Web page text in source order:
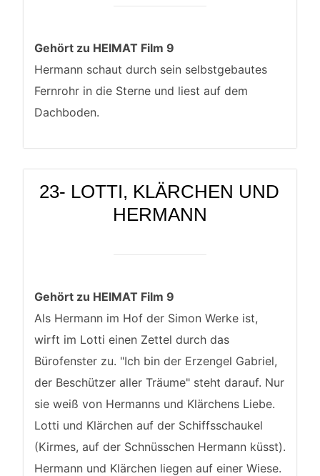
Gehört zu HEIMAT Film 9
Hermann schaut durch sein selbstgebautes
Fernrohr in die Sterne und liest auf dem
Dachboden.
23- LOTTI, KLÄRCHEN UND
HERMANN
Gehört zu HEIMAT Film 9
Als Hermann im Hof der Simon Werke ist,
wirft im Lotti einen Zettel durch das
Bürofenster zu. "Ich bin der Erzengel Gabriel,
der Beschützer aller Träume" steht darauf. Nur
sie weiß von Hermanns und Klärchens Liebe.
Lotti und Klärchen auf der Schiffsschaukel
(Kirmes, auf der Schnüsschen Hermann küsst).
Hermann und Klärchen liegen auf einer Wiese.